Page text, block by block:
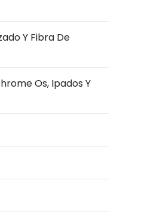
Y Fibra De
Os, Ipados Y